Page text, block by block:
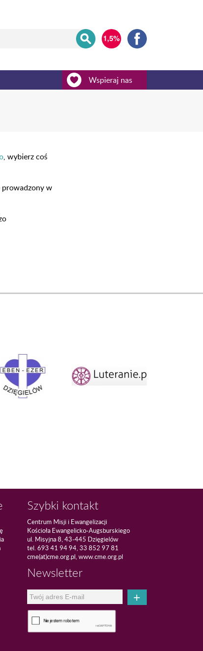
Wspieraj nas
, wybierz coś
prowadzony w
Szybki kontakt
Centrum Misji i Ewangelizacji
Kościoła Ewangelicko-Augsburskiego
ul. Misyjna 8, 43-445 Dzięgielów
tel. 693 41 94 94, 33 852 97 81
cme(at)cme.org.pl, www.cme.org.pl
Newsletter
+